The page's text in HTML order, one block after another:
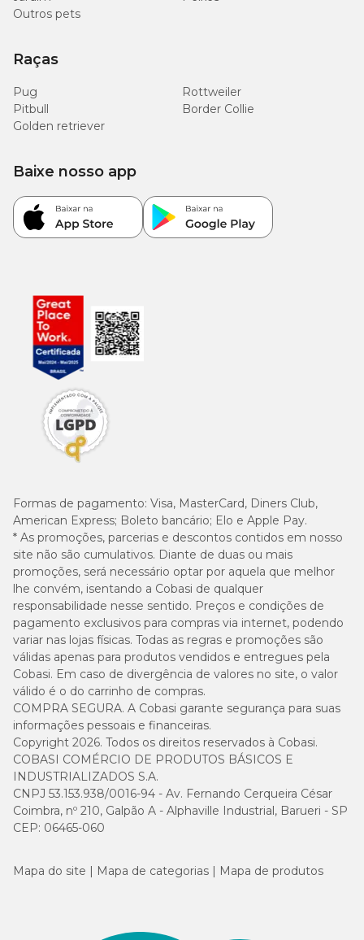
Outros pets
Raças
Pug
Rottweiler
Pitbull
Border Collie
Golden retriever
Formas de pagamento: Visa, MasterCard, Diners Club,
American Express; Boleto bancário; Elo e Apple Pay.
* As promoções, parcerias e descontos contidos em nosso
site não são cumulativos. Diante de duas ou mais
promoções, será necessário optar por aquela que melhor
lhe convém, isentando a Cobasi de qualquer
responsabilidade nesse sentido. Preços e condições de
pagamento exclusivos para compras via internet, podendo
variar nas lojas físicas. Todas as regras e promoções são
válidas apenas para produtos vendidos e entregues pela
Cobasi. Em caso de divergência de valores no site, o valor
válido é o do carrinho de compras.
COMPRA SEGURA. A Cobasi garante segurança para suas
informações pessoais e financeiras.
Copyright 2026. Todos os direitos reservados à Cobasi.
COBASI COMÉRCIO DE PRODUTOS BÁSICOS E
INDUSTRIALIZADOS S.A.
CNPJ 53.153.938/0016-94 - Av. Fernando Cerqueira César
Coimbra, nº 210, Galpão A - Alphaville Industrial, Barueri - SP
CEP: 06465-060
Baixe nosso app
Mapa do site Mapa de categorias Mapa de produtos